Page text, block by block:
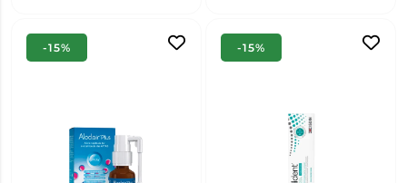
-15% -15%